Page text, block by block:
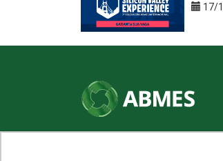
17/